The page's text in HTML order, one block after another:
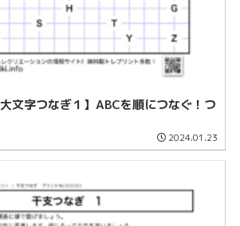
文字つなぎ１】ABCを順につなぐ！つ
2024.01.23